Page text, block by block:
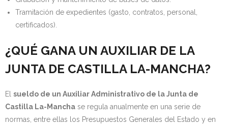
Tramitación de expedientes (gasto, contratos, personal,
certificados).
¿QUÉ GANA UN AUXILIAR DE LA
JUNTA DE CASTILLA LA-MANCHA?
El sueldo de un Auxiliar Administrativo de la Junta de
Castilla La-Mancha se regula anualmente en una serie de
normas, entre ellas los Presupuestos Generales del Estado y en